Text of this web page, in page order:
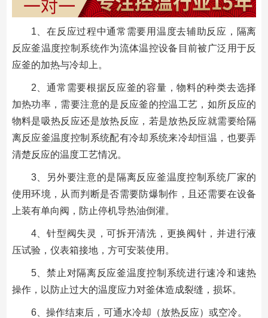
1、在反应过程中通常需要用温度去辅助反应，隔离
反应釜温度控制系统作为流体温控设备目前被广泛用于反
应釜的加热与冷却上。
2、通常需要根据反应釜的容量，物料的种类去选择
加热功率，需要注意的是反应釜的控温工艺，如所反应的
物料是吸热反应还是放热反应，若是放热反应就需要给隔
离反应釜温度控制系统配有冷却系统来冷却恒温，也要弄
清楚反应的温度工艺情况。
3、另外要注意的是隔离反应釜温度控制系统厂家的
使用环境，从而判断是否需要防爆制作，且还需要在设备
上装有单向阀，防止停机导热油倒灌。
4、针型阀失灵，可拆开清洗，更换阀针，并进行液
压试验，仪表箱接地，方可安装使用。
5、禁止对隔离反应釜温度控制系统进行速冷和速热
操作，以防止过大的温度应力对釜体造成裂缝，损坏。
6、操作结束后，可通水冷却（放热反应）或空冷。